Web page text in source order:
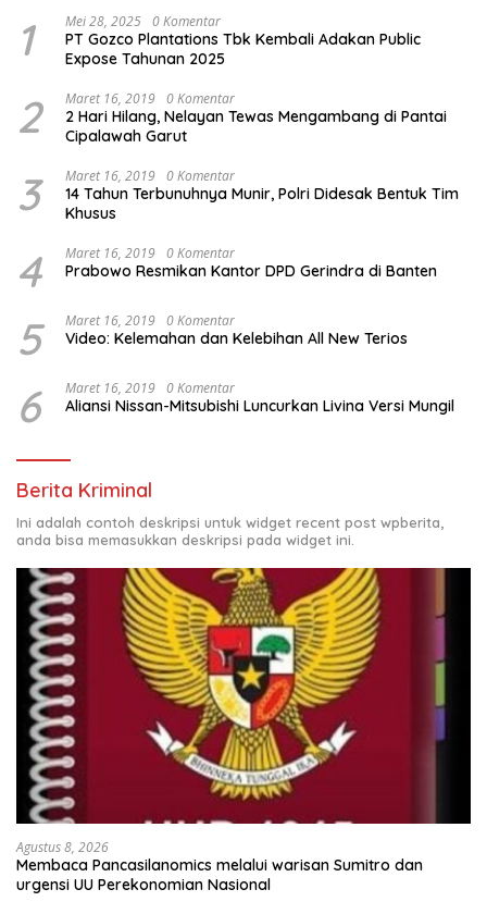
1 Mei 28, 2025 0 Komentar
PT Gozco Plantations Tbk Kembali Adakan Public
Expose Tahunan 2025
2 Maret 16, 2019 0 Komentar
2 Hari Hilang, Nelayan Tewas Mengambang di Pantai
Cipalawah Garut
3 Maret 16, 2019 0 Komentar
14 Tahun Terbunuhnya Munir, Polri Didesak Bentuk Tim
Khusus
4 Maret 16, 2019 0 Komentar
Prabowo Resmikan Kantor DPD Gerindra di Banten
5 Maret 16, 2019 0 Komentar
Video: Kelemahan dan Kelebihan All New Terios
6 Maret 16, 2019 0 Komentar
Aliansi Nissan-Mitsubishi Luncurkan Livina Versi Mungil
Berita Kriminal
Ini adalah contoh deskripsi untuk widget recent post wpberita,
anda bisa memasukkan deskripsi pada widget ini.
Agustus 8, 2026
Membaca Pancasilanomics melalui warisan Sumitro dan
urgensi UU Perekonomian Nasional